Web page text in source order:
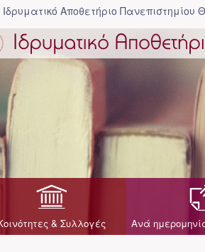
Ιδρυματικό Αποθετήριο Πανεπιστημίου
& Συλλογές Ανά